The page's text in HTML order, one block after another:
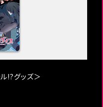
!?グッズ＞